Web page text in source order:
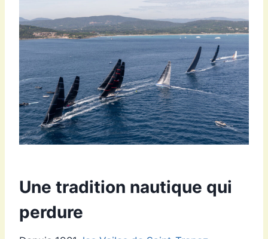
Une tradition nautique qui
perdure